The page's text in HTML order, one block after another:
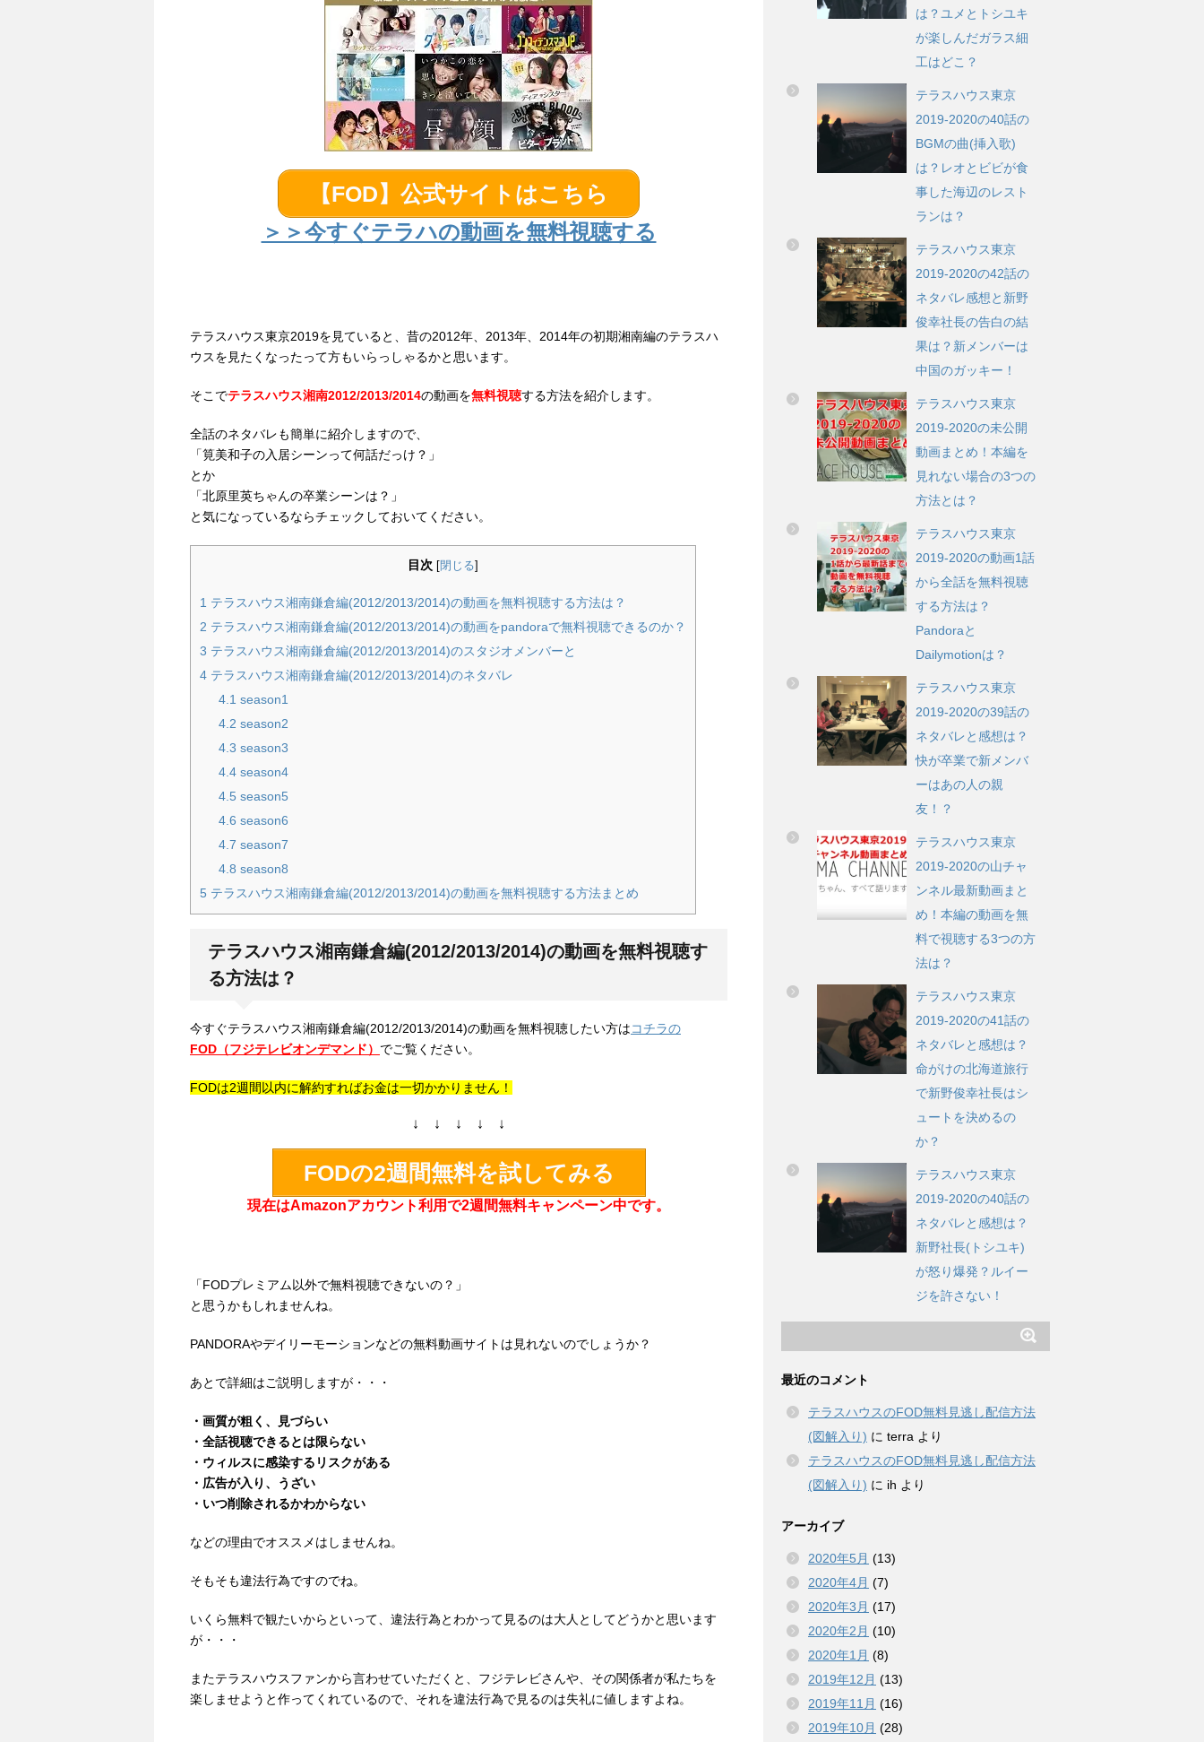
【FOD】公式サイトはこちら
＞＞今すぐテラハの動画を無料視聴する
テラスハウス東京2019を見ていると、昔の2012年、2013年、2014年の初期湘南編のテラスハ
ウスを見たくなったって方もいらっしゃるかと思います。
そこでテラスハウス湘南2012/2013/2014の動画を無料視聴する方法を紹介します。
全話のネタバレも簡単に紹介しますので、
「筧美和子の入居シーンって何話だっけ？」
とか
「北原里英ちゃんの卒業シーンは？」
と気になっているならチェックしておいてください。
目次 閉じる
1 テラスハウス湘南鎌倉編(2012/2013/2014)の動画を無料視聴する方法は？
2 テラスハウス湘南鎌倉編(2012/2013/2014)の動画をpandoraで無料視聴できるのか？
3 テラスハウス湘南鎌倉編(2012/2013/2014)のスタジオメンバーと
4 テラスハウス湘南鎌倉編(2012/2013/2014)のネタバレ
4.1 season1
4.2 season2
4.3 season3
4.4 season4
4.5 season5
4.6 season6
4.7 season7
4.8 season8
5 テラスハウス湘南鎌倉編(2012/2013/2014)の動画を無料視聴する方法まとめ
テラスハウス湘南鎌倉編(2012/2013/2014)の動画を無料視聴す
る方法は？
今すぐテラスハウス湘南鎌倉編(2012/2013/2014)の動画を無料視聴したい方はコチラの
FOD（フジテレビオンデマンド） でご覧ください。
FODは2週間以内に解約すればお金は一切かかりません！
↓ ↓ ↓ ↓ ↓
FODの2週間無料を試してみる
現在はAmazonアカウント利用で2週間無料キャンペーン中です。
「FODプレミアム以外で無料視聴できないの？」
と思うかもしれませんね。
PANDORAやデイリーモーションなどの無料動画サイトは見れないのでしょうか？
あとで詳細はご説明しますが・・・
・画質が粗く、見づらい
・全話視聴できるとは限らない
・ウィルスに感染するリスクがある
・広告が入り、うざい
・いつ削除されるかわからない
などの理由でオススメはしませんね。
そもそも違法行為ですのでね。
いくら無料で観たいからといって、違法行為とわかって見るのは大人としてどうかと思います
が・・・
またテラスハウスファンから言わせていただくと、フジテレビさんや、その関係者が私たちを
楽しませようと作ってくれているので、それを違法行為で見るのは失礼に値しますよね。
は？ユメとトシユキ
が楽しんだガラス細
工はどこ？
テラスハウス東京
2019-2020の40話の
BGMの曲(挿入歌)
は？レオとビビが食
事した海辺のレスト
ランは？
テラスハウス東京
2019-2020の42話の
ネタバレ感想と新野
俊幸社長の告白の結
果は？新メンバーは
中国のガッキー！
テラスハウス東京
2019-2020の未公開
動画まとめ！本編を
見れない場合の3つの
方法とは？
テラスハウス東京
2019-2020の動画1話
から全話を無料視聴
する方法は？
Pandoraと
Dailymotionは？
テラスハウス東京
2019-2020の39話の
ネタバレと感想は？
快が卒業で新メンバ
ーはあの人の親
友！？
テラスハウス東京
2019-2020の山チャ
ンネル最新動画まと
め！本編の動画を無
料で視聴する3つの方
法は？
テラスハウス東京
2019-2020の41話の
ネタバレと感想は？
命がけの北海道旅行
で新野俊幸社長はシ
ュートを決めるの
か？
テラスハウス東京
2019-2020の40話の
ネタバレと感想は？
新野社長(トシユキ)
が怒り爆発？ルイー
ジを許さない！
最近のコメント
テラスハウスのFOD無料見逃し配信方法
(図解入り) に terra より
テラスハウスのFOD無料見逃し配信方法
(図解入り) に ih より
アーカイブ
2020年5月 (13)
2020年4月 (7)
2020年3月 (17)
2020年2月 (10)
2020年1月 (8)
2019年12月 (13)
2019年11月 (16)
2019年10月 (28)